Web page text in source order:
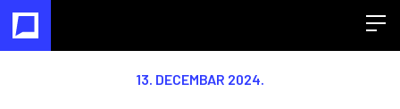
13. DECEMBAR 2024.